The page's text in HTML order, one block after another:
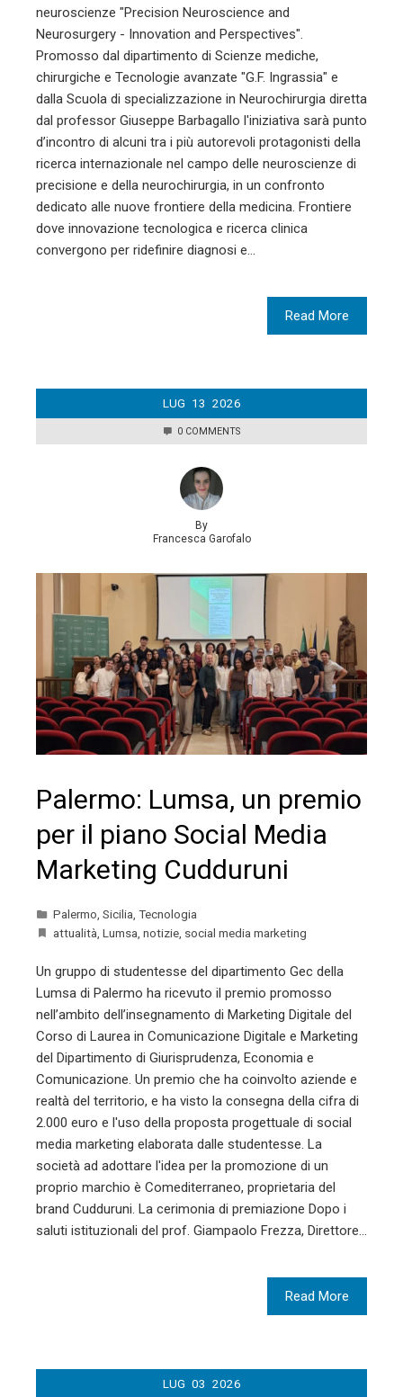
neuroscienze "Precision Neuroscience and
Neurosurgery - Innovation and Perspectives".
Promosso dal dipartimento di Scienze mediche,
chirurgiche e Tecnologie avanzate "G.F. Ingrassia" e
dalla Scuola di specializzazione in Neurochirurgia diretta
dal professor Giuseppe Barbagallo l'iniziativa sarà punto
d’incontro di alcuni tra i più autorevoli protagonisti della
ricerca internazionale nel campo delle neuroscienze di
precisione e della neurochirurgia, in un confronto
dedicato alle nuove frontiere della medicina. Frontiere
dove innovazione tecnologica e ricerca clinica
convergono per ridefinire diagnosi e…
Read More
LUG 13 2026
0 COMMENTS
By
Francesca Garofalo
Palermo: Lumsa, un premio
per il piano Social Media
Marketing Cudduruni
Palermo Sicilia Tecnologia
attualità Lumsa notizie social media marketing
Un gruppo di studentesse del dipartimento Gec della
Lumsa di Palermo ha ricevuto il premio promosso
nell’ambito dell’insegnamento di Marketing Digitale del
Corso di Laurea in Comunicazione Digitale e Marketing
del Dipartimento di Giurisprudenza, Economia e
Comunicazione. Un premio che ha coinvolto aziende e
realtà del territorio, e ha visto la consegna della cifra di
2.000 euro e l'uso della proposta progettuale di social
media marketing elaborata dalle studentesse. La
società ad adottare l'idea per la promozione di un
proprio marchio è Comediterraneo, proprietaria del
brand Cudduruni. La cerimonia di premiazione Dopo i
saluti istituzionali del prof. Giampaolo Frezza, Direttore…
Read More
LUG 03 2026